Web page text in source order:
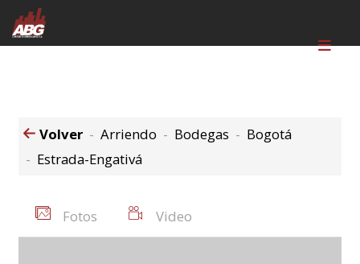
Volver Arriendo Bodegas
Bogotá
Estrada-Engativá
Fotos Video